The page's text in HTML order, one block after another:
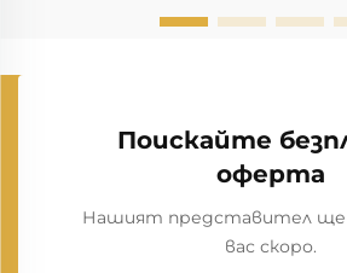
Поискайте
оферта
Нашият представител ще
вас скоро.